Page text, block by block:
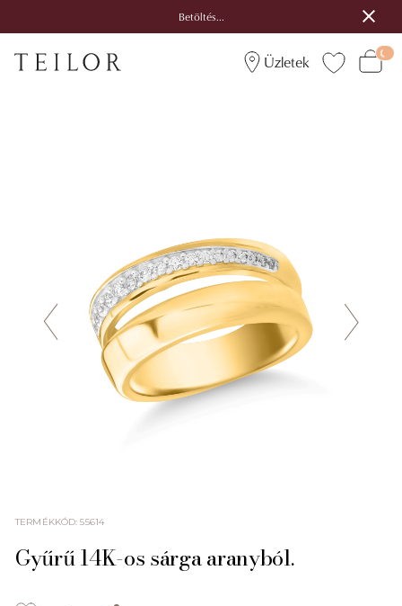
Betöltés...
Üzletek
TERMÉKKÓD:55614
Gyűrű 14K-os sárga aranyból.